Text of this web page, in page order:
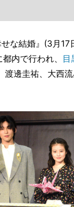
な結婚』(3月17
内で行われ、 目
渡邊圭祐、大西